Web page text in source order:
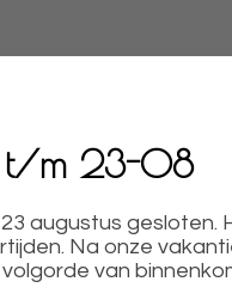
raam op, selecteer
wij de folie op
raam is een
t/m 23-08
augustus gesloten.
Na onze
van